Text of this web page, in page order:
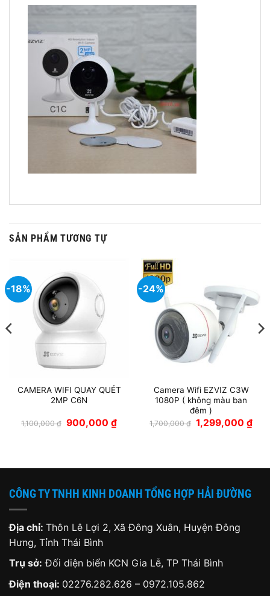
SẢN PHẨM TƯƠNG TỰ
-18%
CAMERA WIFI QUAY QUÉT
2MP C6N
1,100,000₫ Giá
gốc
900,000 ₫Giá
hiện
-24%
Camera Wifi EZVIZ C3W
1080P ( không màu ban
đêm )
1,700,000₫ Giá
gốc
1,299,000 ₫Giá
hiện
CÔNG TY TNHH KINH DOANH TỔNG HỢP HẢI ĐƯỜNG
Địa chỉ: Thôn Lê Lợi 2, Xã Đông Xuân, Huyện Đông
Hưng, Tỉnh Thái Bình
Trụ sở: Đối diện biển KCN Gia Lễ, TP Thái Bình
Điện thoại: 02276.282.626 – 0972.105.862